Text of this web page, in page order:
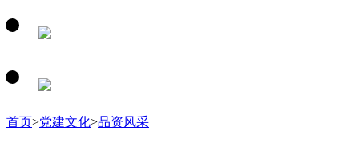
首页>党建文化>品资风采